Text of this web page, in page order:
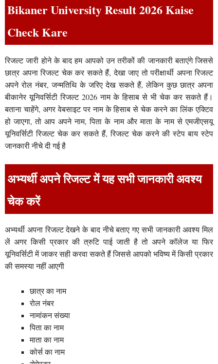
Bikaner University Result 2026 Kaise
Check Kare
रिजल्ट जारी होने के बाद हम आपको उन तरीकों की जानकारी बताएंगे जिससे
छात्र अपना रिजल्ट चेक कर सकते हैं, देखा जाए तो परीक्षार्थी अपना रिजल्ट
अपने रोल नंबर, जन्मतिथि के जरिए देख सकते हैं, लेकिन कुछ छात्र अपना
बीकानेर यूनिवर्सिटी रिजल्ट 2026 नाम के हिसाब से भी चेक कर सकते हैं।
बताना चाहेंगे, अगर वेबसाइट पर नाम के हिसाब से चेक करने का लिंक एक्टिव
हो जाएगा, तो आप अपने नाम, पिता के नाम और माता के नाम से एमजीएसयू
यूनिवर्सिटी रिजल्ट चेक कर सकते हैं, रिजल्ट चेक करने की स्टेप बाय स्टेप
जानकारी नीचे दी गई है
अभ्यर्थी अपने रिजल्ट में यह सभी जानकारी अवश्य
चेक करें
अभ्यर्थी अपना रिजल्ट देखने के बाद नीचे बताए गए सभी जानकारी अवश्य मिल
लें अगर किसी प्रकार की त्रुटि पाई जाती है तो अपने कॉलेज या फिर
यूनिवर्सिटी में जाकर सही करवा सकते हैं जिससे आपको भविष्य में किसी प्रकार
की समस्या नहीं आएगी
छात्र का नाम
रोल नंबर
नामांकन संख्या
पिता का नाम
माता का नाम
कोर्स का नाम